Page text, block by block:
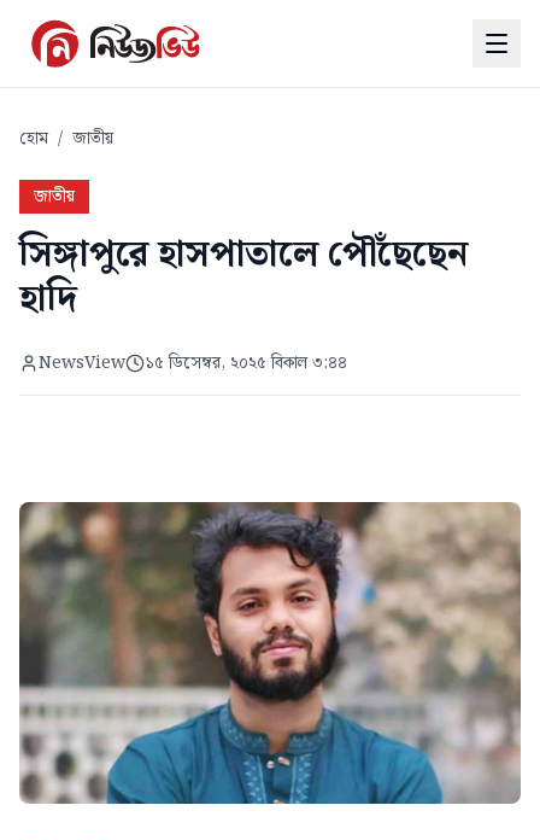
হোম / জাতীয়
জাতীয়
সিঙ্গাপুরে হাসপাতালে পৌঁছেছেন
হাদি
NewsView ১৫ ডিসেম্বর, ২০২৫ বিকাল ৩:৪৪